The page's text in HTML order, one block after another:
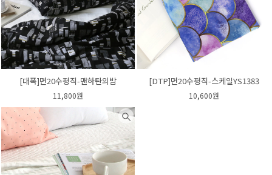
[대폭]면20수평직-맨하탄의밤
11,800원
[DTP]면20수평직-스케일YS1383
10,600원